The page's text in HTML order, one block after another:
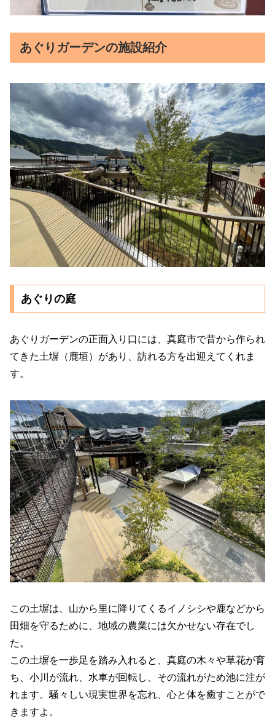
あぐりガーデンの施設紹介
あぐりの庭
あぐりガーデンの正面入り口には、真庭市で昔から作られ
てきた土塀（鹿垣）があり、訪れる方を出迎えてくれま
す。
この土塀は、山から里に降りてくるイノシシや鹿などから
田畑を守るために、地域の農業には欠かせない存在でし
た。
この土塀を一歩足を踏み入れると、真庭の木々や草花が育
ち、小川が流れ、水車が回転し、その流れがため池に注が
れます。騒々しい現実世界を忘れ、心と体を癒すことがで
きますよ。